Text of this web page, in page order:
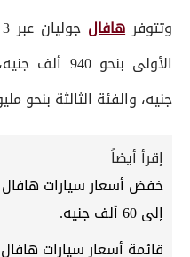
وتتوفرهافال
جنيه، والفئة الثالثة بنحو مليون و90
إقرأ أيضاً
إلى 60 ألف جنيه.